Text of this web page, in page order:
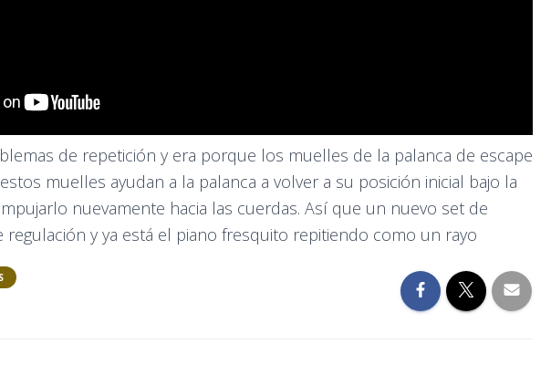
de repetición y era porque los muelles de la palanca de escape
muelles ayudan a la palanca a volver a su posición inicial bajo la
nuevamente hacia las cuerdas. Así que un nuevo set de
y ya está el piano fresquito repitiendo como un rayo